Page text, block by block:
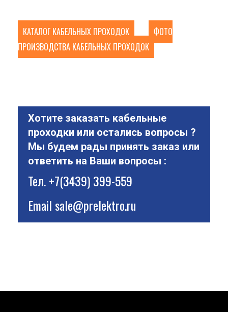
КАТАЛОГ КАБЕЛЬНЫХ ПРОХОДОК
ФОТО
ПРОИЗВОДСТВА КАБЕЛЬНЫХ ПРОХОДОК
Хотите заказать кабельные
проходки или остались вопросы ?
Мы будем рады принять заказ или
ответить на Ваши вопросы :
Тел.+7(3439) 399-559
Emailsale@prelektro.ru